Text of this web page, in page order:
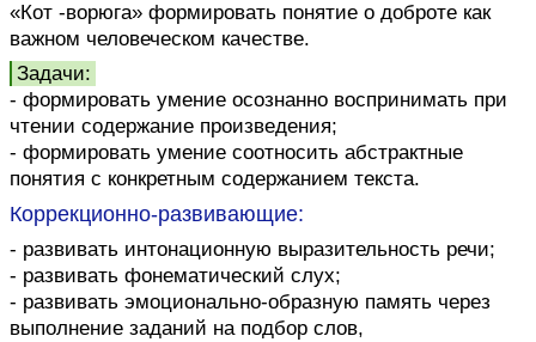
«Кот -ворюга» формировать понятие о доброте как
важном человеческом качестве.
Задачи:
- формировать умение осознанно воспринимать при
чтении содержание произведения;
- формировать умение соотносить абстрактные
понятия с конкретным содержанием текста.
Коррекционно-развивающие:
- развивать интонационную выразительность речи;
- развивать фонематический слух;
- развивать эмоционально-образную память через
выполнение заданий на подбор слов,